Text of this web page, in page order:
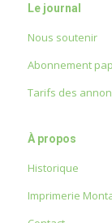
Le journal
Nous soutenir
Abonnement
Tarifs des
À propos
Historique
Imprimerie